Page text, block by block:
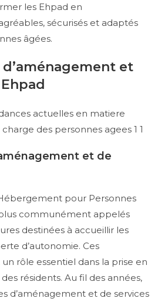
les Ehpad en
sécurisés et adaptés
âgées.
et
et de
pour Personnes
communément appelés
destinées à accueillir les
d’autonomie. Ces
rôle essentiel dans la prise en
résidents. Au fil des années,
d’aménagement et de services